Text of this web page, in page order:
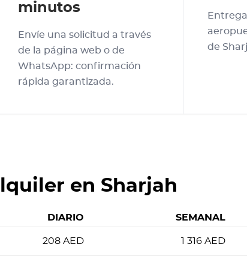
minutos
Envíe una solicitud a través
de la página web o de
WhatsApp: confirmación
rápida garantizada.
de
en Sharjah
DIARIO SEMANAL
208 AED 1 316 AED